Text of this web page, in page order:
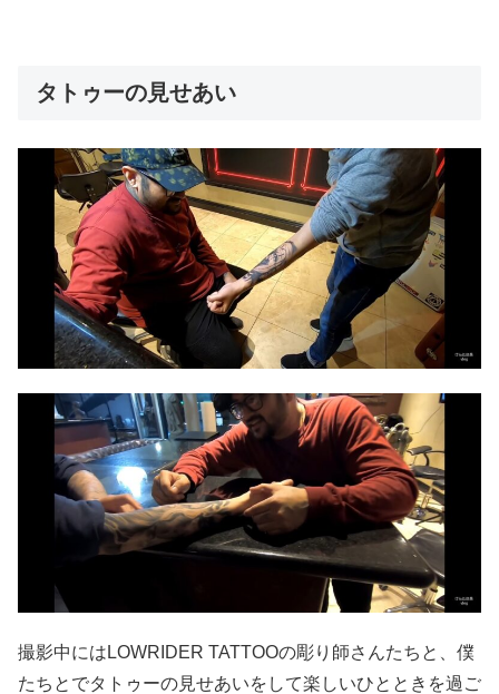
タトゥーの見せあい
撮影中にはLOWRIDER TATTOOの彫り師さんたちと、僕
たちとでタトゥーの見せあいをして楽しいひとときを過ご